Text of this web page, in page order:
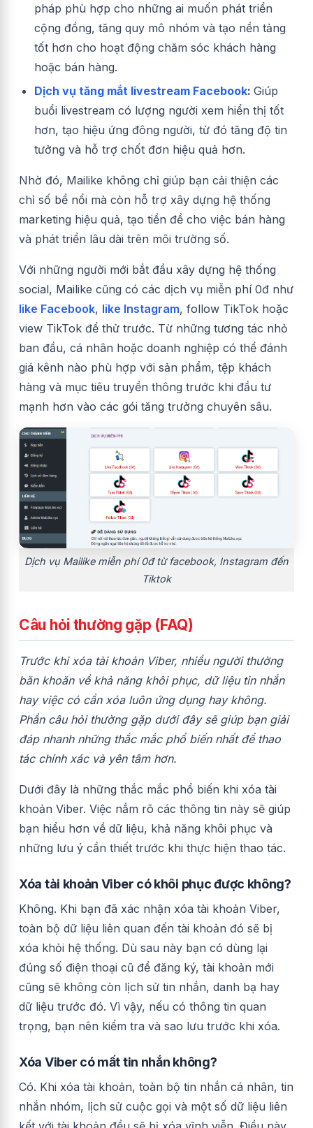
pháp phù hợp cho những ai muốn phát triển
cộng đồng, tăng quy mô nhóm và tạo nền tảng
tốt hơn cho hoạt động chăm sóc khách hàng
hoặc bán hàng.
Dịch vụ tăng mắt livestream Facebook: Giúp
buổi livestream có lượng người xem hiển thị tốt
hơn, tạo hiệu ứng đông người, từ đó tăng độ tin
tưởng và hỗ trợ chốt đơn hiệu quả hơn.
Nhờ đó, Mailike không chỉ giúp bạn cải thiện các
chỉ số bề nổi mà còn hỗ trợ xây dựng hệ thống
marketing hiệu quả, tạo tiền đề cho việc bán hàng
và phát triển lâu dài trên môi trường số.
Với những người mới bắt đầu xây dựng hệ thống
social, Mailike cũng có các dịch vụ miễn phí 0đ như
like Facebook, like Instagram, follow TikTok hoặc
view TikTok để thử trước. Từ những tương tác nhỏ
ban đầu, cá nhân hoặc doanh nghiệp có thể đánh
giá kênh nào phù hợp với sản phẩm, tệp khách
hàng và mục tiêu truyền thông trước khi đầu tư
mạnh hơn vào các gói tăng trưởng chuyên sâu.
Dịch vụ Mailike miễn phí 0đ từ facebook, Instagram đến
Tiktok
Câu hỏi thường gặp (FAQ)
Trước khi xóa tài khoản Viber, nhiều người thường
băn khoăn về khả năng khôi phục, dữ liệu tin nhắn
hay việc có cần xóa luôn ứng dụng hay không.
Phần câu hỏi thường gặp dưới đây sẽ giúp bạn giải
đáp nhanh những thắc mắc phổ biến nhất để thao
tác chính xác và yên tâm hơn.
Dưới đây là những thắc mắc phổ biến khi xóa tài
khoản Viber. Việc nắm rõ các thông tin này sẽ giúp
bạn hiểu hơn về dữ liệu, khả năng khôi phục và
những lưu ý cần thiết trước khi thực hiện thao tác.
Xóa tài khoản Viber có khôi phục được không?
Không. Khi bạn đã xác nhận xóa tài khoản Viber,
toàn bộ dữ liệu liên quan đến tài khoản đó sẽ bị
xóa khỏi hệ thống. Dù sau này bạn có dùng lại
đúng số điện thoại cũ để đăng ký, tài khoản mới
cũng sẽ không còn lịch sử tin nhắn, danh bạ hay
dữ liệu trước đó. Vì vậy, nếu có thông tin quan
trọng, bạn nên kiểm tra và sao lưu trước khi xóa.
Xóa Viber có mất tin nhắn không?
Có. Khi xóa tài khoản, toàn bộ tin nhắn cá nhân, tin
nhắn nhóm, lịch sử cuộc gọi và một số dữ liệu liên